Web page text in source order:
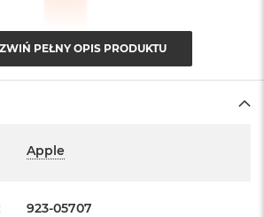
PEŁNY OPIS PRODUKTU
Apple
923-05707